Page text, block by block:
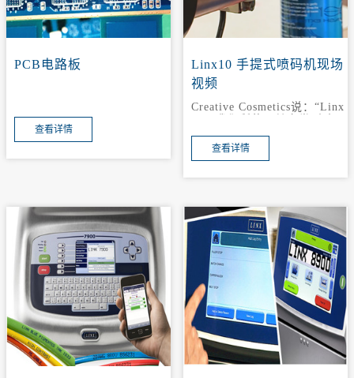
PCB电路板
查看详情
Linx10 手提式喷码机现场
视频
Creative Cosmetics说：“Linx
够将机器安装到任何我需要的
查看详情